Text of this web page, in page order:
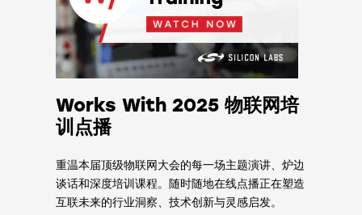
封装
QFN48 6 mm x 6 mm x 0.85 mm
QFN68 8 mm x 8 mm x 0.85 mm
Secure Vault
通过信任根和安全装载程序 (RTSL) 实现
安全启动
通过 AES128/256、SHA-1、SHA-2（最
高为 256 位）的DPA 应对措施实现硬件
加密加速
Works With 2025 物联网培
训点播
重温本届顶级物联网大会的每一场主题演讲、炉边
谈话和深度培训课程。随时随地在线点播正在塑造
互联未来的行业洞察、技术创新与灵感启发。